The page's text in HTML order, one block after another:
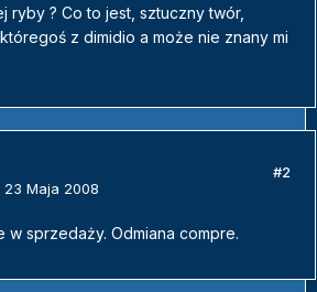
ryby ? Co to jest, sztuczny twór,
z dimidio a może nie znany mi
23 Maja 2008
#2
w sprzedaży. Odmiana compre.